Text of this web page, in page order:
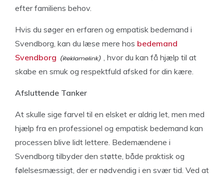
efter familiens behov.
Hvis du søger en erfaren og empatisk bedemand i
Svendborg, kan du læse mere hos bedemand
Svendborg
, hvor du kan få hjælp til at
skabe en smuk og respektfuld afsked for din kære.
Afsluttende Tanker
At skulle sige farvel til en elsket er aldrig let, men med
hjælp fra en professionel og empatisk bedemand kan
processen blive lidt lettere. Bedemændene i
Svendborg tilbyder den støtte, både praktisk og
følelsesmæssigt, der er nødvendig i en svær tid. Ved at